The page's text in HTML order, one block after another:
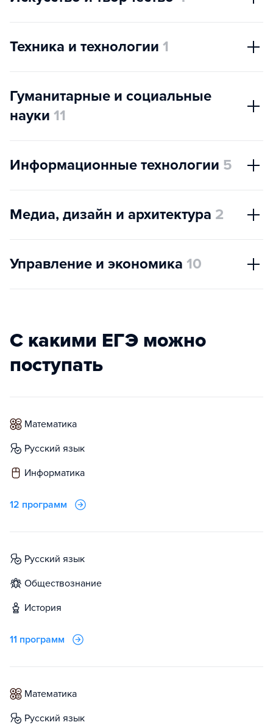
Техника и технологии 1
Гуманитарные и социальные
науки 11
Информационные технологии 5
Медиа, дизайн и архитектура 2
Управление и экономика 10
С какими ЕГЭ можно
поступать
математика
русский язык
информатика
12 программ
русский язык
обществознание
история
11 программ
математика
русский язык